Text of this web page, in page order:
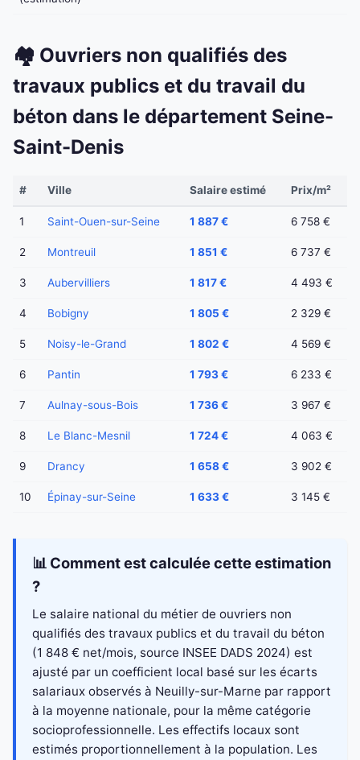
🏘️ Ouvriers non qualifiés des
travaux publics et du travail du
béton dans le département Seine-
Saint-Denis
# Ville Salaire estimé Prix/m²
1 Saint-Ouen-sur-Seine 1 887 € 6 758 €
2 Montreuil 1 851 € 6 737 €
3 Aubervilliers 1 817 € 4 493 €
4 Bobigny 1 805 € 2 329 €
5 Noisy-le-Grand 1 802 € 4 569 €
6 Pantin 1 793 € 6 233 €
7 Aulnay-sous-Bois 1 736 € 3 967 €
8 Le Blanc-Mesnil 1 724 € 4 063 €
9 Drancy 1 658 € 3 902 €
10 Épinay-sur-Seine 1 633 € 3 145 €
📊 Comment est calculée cette estimation
?
Le salaire national du métier de ouvriers non
qualifiés des travaux publics et du travail du béton
(1 848 € net/mois, source INSEE DADS 2024) est
ajusté par un coefficient local basé sur les écarts
salariaux observés à Neuilly-sur-Marne par rapport
à la moyenne nationale, pour la même catégorie
socioprofessionnelle. Les effectifs locaux sont
estimés proportionnellement à la population. Les